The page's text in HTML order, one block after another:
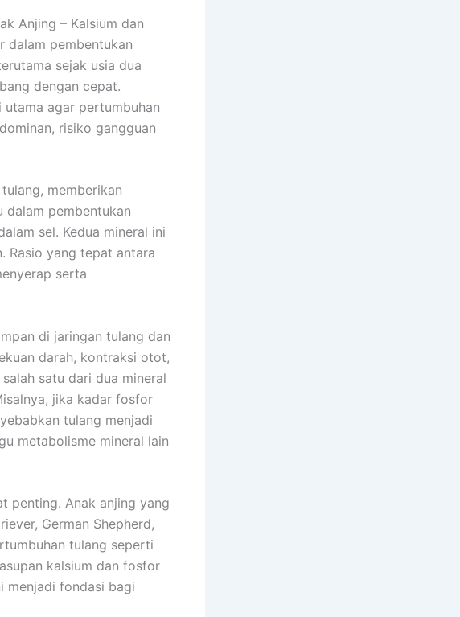
Anjing – Kalsium dan
dalam pembentukan
sejak usia dua
dengan cepat.
agar pertumbuhan
risiko gangguan
memberikan
dalam pembentukan
sel. Kedua mineral ini
Rasio yang tepat antara
serta
di jaringan tulang dan
darah, kontraksi otot,
satu dari dua mineral
jika kadar fosfor
tulang menjadi
metabolisme mineral lain
penting. Anak anjing yang
German Shepherd,
tulang seperti
kalsium dan fosfor
menjadi fondasi bagi